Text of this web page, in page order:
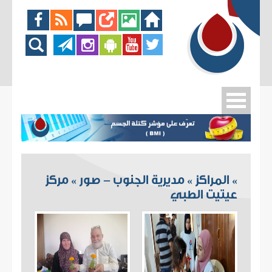
» المراكز » مديرية الجنوب - صور » مركز
عيتيت الطبي